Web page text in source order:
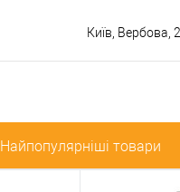
Київ, Вербова,
Найпопулярніші товари